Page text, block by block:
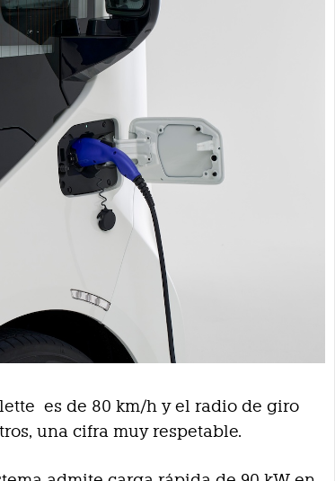
es de 80 km/h y el radio de giro
una cifra muy respetable.